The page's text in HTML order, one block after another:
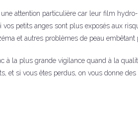
une attention particulière car leur film
vos petits anges sont plus exposés aux
et autres problèmes de peau embêtant
à la plus grande vigilance quand à la
et si vous êtes perdus, on vous donne des